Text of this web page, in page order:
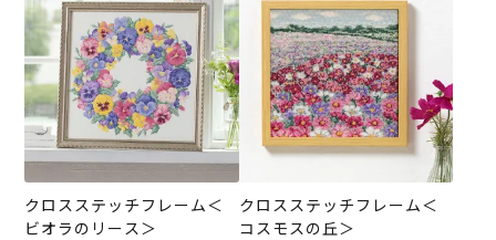
クロスステッチフレーム＜
ビオラのリース＞
クロスステッチフレーム＜
コスモスの丘＞